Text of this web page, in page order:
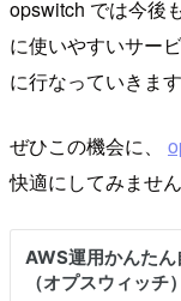
opswitch では今後
に使いやすいサー
に行なっていきます
ぜひこの機会に、
快適にしてみませ